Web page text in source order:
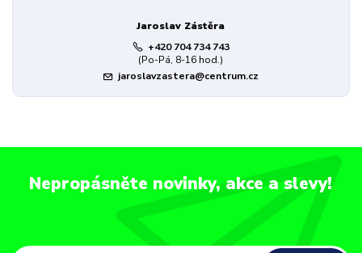
Jaroslav Zástěra
+420 704 734 743
(Po-Pá, 8-16 hod.)
jaroslavzastera@centrum.cz
Nepropásněte novinky, akce a slevy!